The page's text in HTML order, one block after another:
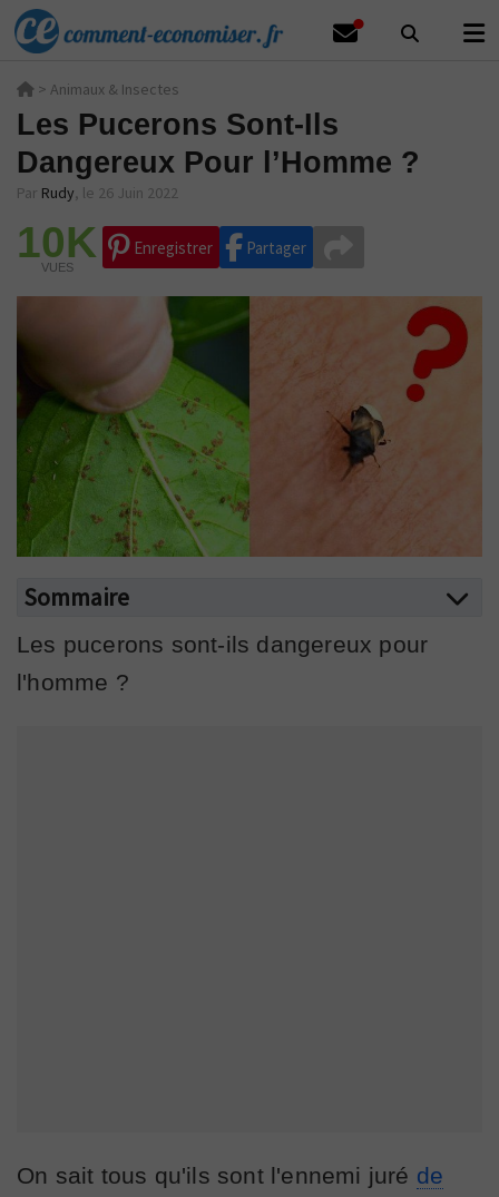
> Animaux & Insectes
Les Pucerons Sont-Ils
Dangereux Pour l’Homme ?
Par Rudy, le 26 Juin 2022
10K
VUES
Enregistrer Partager
Sommaire
Les pucerons sont-ils dangereux pour
l'homme ?
On sait tous qu'ils sont l'ennemi juré de